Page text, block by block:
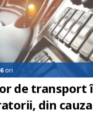
ori
de
din